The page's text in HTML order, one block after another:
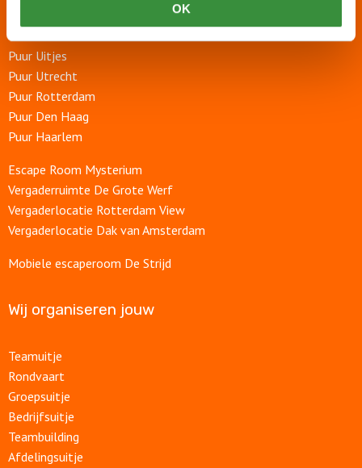
OK
Puur Feesten
Puur Uitjes
Puur Utrecht
Puur Rotterdam
Puur Den Haag
Puur Haarlem
Escape Room Mysterium
Vergaderruimte De Grote Werf
Vergaderlocatie Rotterdam View
Vergaderlocatie Dak van Amsterdam
Mobiele escaperoom De Strijd
Wij organiseren jouw
Teamuitje
Rondvaart
Groepsuitje
Bedrijfsuitje
Teambuilding
Afdelingsuitje